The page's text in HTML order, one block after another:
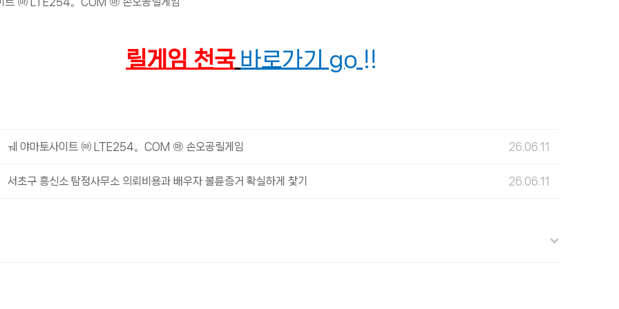
릴게임 천국 바로가기 go !!
ㅞ 야마토사이트 ㈒ LTE254。COM ㉲ 손오공릴게임 26.06.11
서초구 흥신소 탐정사무소 의뢰비용과 배우자 불륜증거 확실하게 찿기 26.06.11